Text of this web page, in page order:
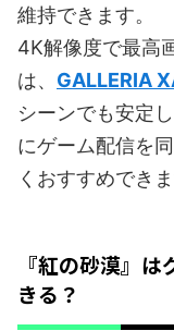
維持できます。
4K解像度で最高
は、 GALLERIA
シーンでも安定
にゲーム配信を
くおすすめできま
『紅の砂漠』
きる？